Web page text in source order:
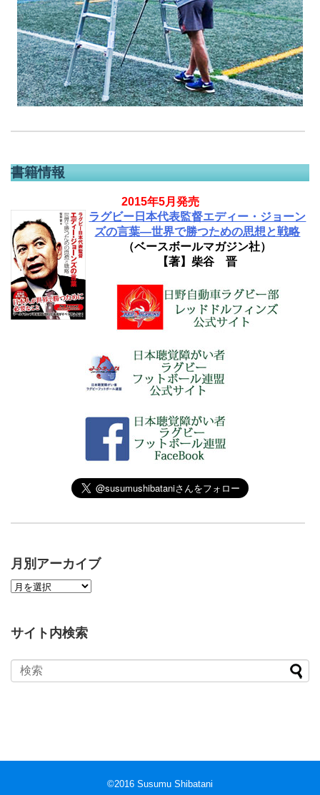
書籍情報
2015年5月発売
ラグビー日本代表監督エディー・ジョーン
ズの言葉―世界で勝つための思想と戦略
（ベースボールマガジン社）
【著】柴谷 晋
月別アーカイブ
サイト内検索
©2016 Susumu Shibatani